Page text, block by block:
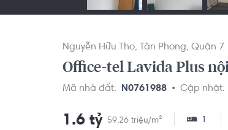
Nguyễn Hữu Thọ Tân Phong Quận 7
Office-tel Lavida Plus
Mã nhà đất: N0761988 Cập nhật:
1.6 tỷ 59.26 triệu/m² 1